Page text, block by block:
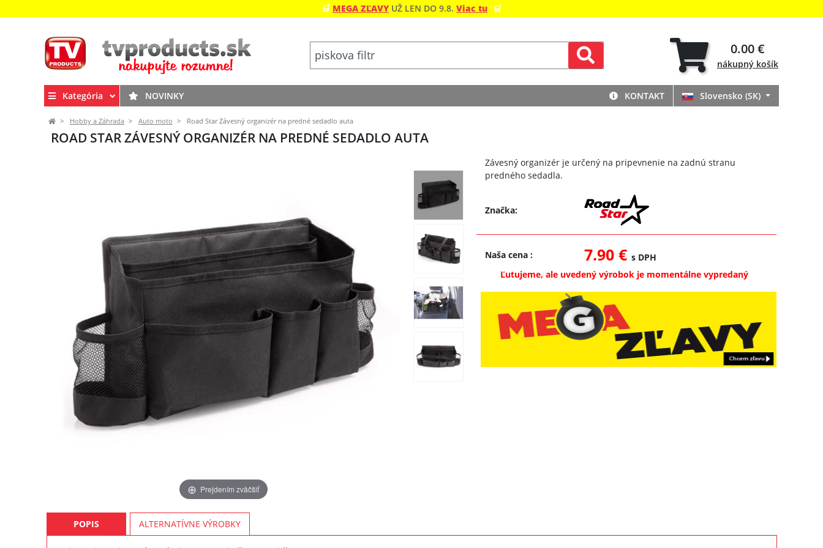
🛒 MEGA ZĽAVY UŽ LEN DO 9.8. Viac tu 🛒
0.00 €
nákupný košík
Kategória NOVINKY KONTAKT Slovensko (SK)
Hobby a Záhrada Auto moto Road Star Závesný organizér na predné sedadlo auta
ROAD STAR ZÁVESNÝ ORGANIZÉR NA PREDNÉ SEDADLO AUTA
Prejdením zväčšiť
Závesný organizér je určený na pripevnenie na zadnú stranu
predného sedadla.
Značka:
Naša cena: 7.90 €s DPH
Ľutujeme, ale uvedený výrobok je momentálne vypredaný
POPIS ALTERNATÍVNE VÝROBKY